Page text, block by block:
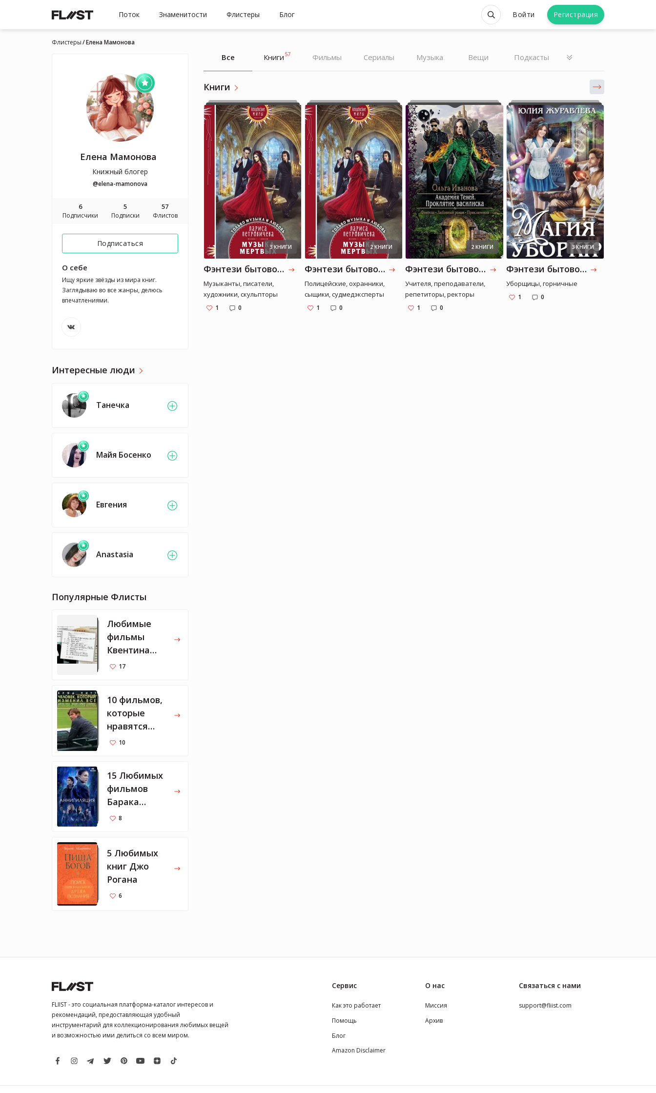
Поток Знаменитости Флистеры Блог Войти Регистрация
Флистеры Елена Мамонова
Елена Мамонова
Книжный блогер
@elena-mamonova
6
Подписчики
5
Подписки
57
Флистов
Подписаться
О себе
Ищу яркие звёзды из мира книг.
Заглядываю во все жанры, делюсь
впечатлениями.
Интересные люди
Танечка
Майя Босенко
Евгения
Anastasia
Популярные Флисты
Любимые
фильмы
Квентина
Тарантино
17
10 фильмов,
которые
нравятся
Марку
10
15 Любимых
фильмов
Барака
Обамы 2018
8
5 Любимых
книг Джо
Рогана
6
Все Книги 57 Фильмы Cериалы Музыка Вещи Подкасты
Книги
3 КНИГИ
Фэнтези бытовое (творчество)
Музыканты, писатели,
художники, скульпторы
Елена Мамонова
Книжный блогер
1 0
2 КНИГИ
Фэнтези бытовое (полиция)
Полицейские, охранники,
сыщики, судмедэксперты
Елена Мамонова
Книжный блогер
1 0
2 КНИГИ
Фэнтези бытовое (образование)
Учителя, преподаватели,
репетиторы, ректоры
Елена Мамонова
Книжный блогер
1 0
3 КНИГИ
Фэнтези бытовое (клининг)
Уборщицы, горничные
Елена Мамонова
Книжный блогер
1 0
FLIIST - это социальная платформа-каталог интересов и
рекомендаций, предоставляющая удобный
инструментарий для коллекционирования любимых вещей
и возможностью ими делиться со всем миром.
Сервис
Как это работает
Помощь
Блог
Amazon Disclaimer
О нас
Миссия
Архив
Связаться с нами
support@fliist.com